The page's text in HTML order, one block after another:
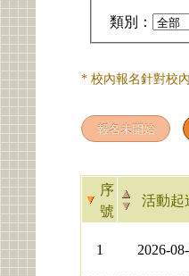
類別：
* 校內報名針對校
序
號
活動起
1 2026-